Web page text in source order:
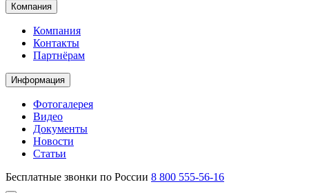
Компания
Компания
Контакты
Партнёрам
Информация
Фотогалерея
Видео
Документы
Новости
Статьи
Бесплатные звонки по России 8 800 555-56-16